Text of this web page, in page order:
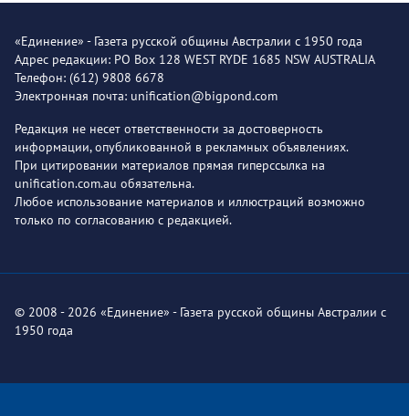
«Единение» - Газета русской общины Австралии с 1950 года
Адрес редакции: PO Box 128 WEST RYDE 1685 NSW AUSTRALIA
Телефон: (612) 9808 6678
Электронная почта: unification@bigpond.com
Редакция не несет ответственности за достоверность
информации, опубликованной в рекламных объявлениях.
При цитировании материалов прямая гиперссылка на
unification.com.au обязательна.
Любое использование материалов и иллюстраций возможно
только по согласованию с редакцией.
© 2008 - 2026 «Единение» - Газета русской общины Австралии с
1950 года